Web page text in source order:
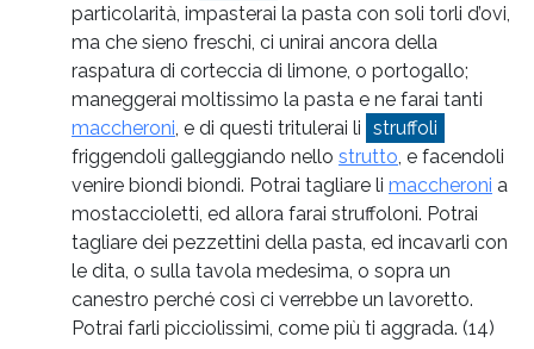
particolarità, impasterai la pasta con soli torli d’ovi,
ma che sieno freschi, ci unirai ancora della
raspatura di corteccia di limone, o portogallo;
maneggerai moltissimo la pasta e ne farai tanti
maccheroni, e di questi tritulerai li struffoli
friggendoli galleggiando nello strutto, e facendoli
venire biondi biondi. Potrai tagliare li maccheroni a
mostaccioletti, ed allora farai struffoloni. Potrai
tagliare dei pezzettini della pasta, ed incavarli con
le dita, o sulla tavola medesima, o sopra un
canestro perché così ci verrebbe un lavoretto.
Potrai farli picciolissimi, come più ti aggrada. (14)